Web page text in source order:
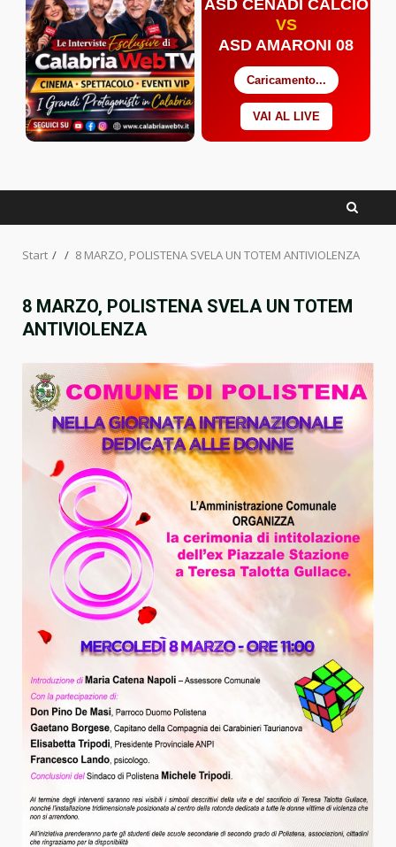
ASD CENADI CALCIO
VS
ASD AMARONI 08
Caricamento...
VAI AL LIVE
Start 8 MARZO, POLISTENA SVELA UN TOTEM ANTIVIOLENZA
8 MARZO, POLISTENA SVELA UN TOTEM
ANTIVIOLENZA